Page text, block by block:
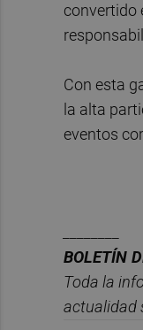
convertido
Con esta
la alta
eventos
BOLETÍN
Toda la
actualidad